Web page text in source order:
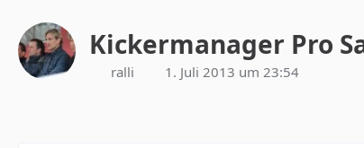
Kickermanager Pro
ralli 1. Juli 2013 um 23:54